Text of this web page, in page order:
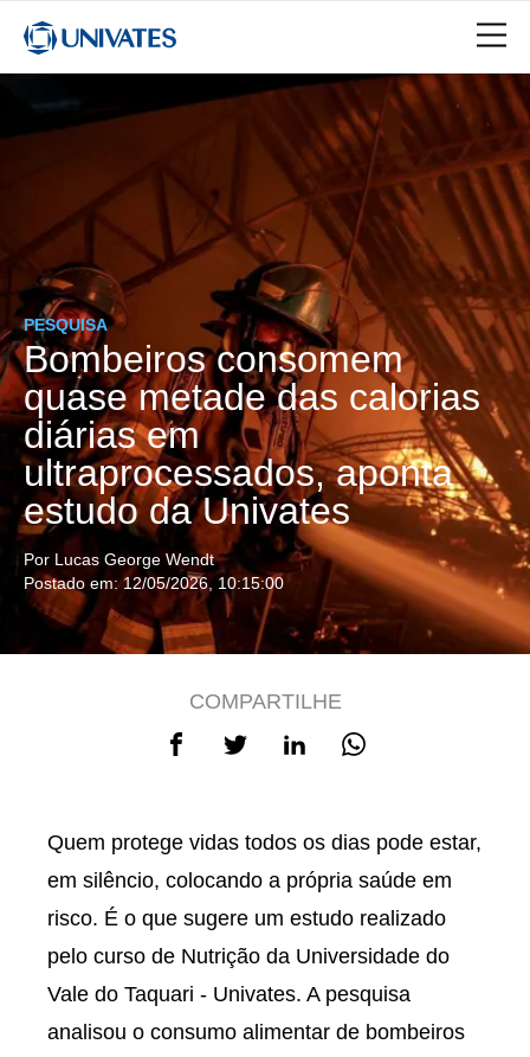
PESQUISA
Bombeiros consomem
quase metade das calorias
diárias em
ultraprocessados, aponta
estudo da Univates
Por Lucas George Wendt
Postado em: 12/05/2026, 10:15:00
COMPARTILHE
Quem protege vidas todos os dias pode estar,
em silêncio, colocando a própria saúde em
risco. É o que sugere um estudo realizado
pelo curso de Nutrição da Universidade do
Vale do Taquari - Univates. A pesquisa
analisou o consumo alimentar de bombeiros